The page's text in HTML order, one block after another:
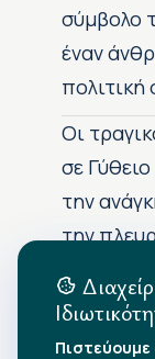
σύμβολο
έναν
πολιτική
Οι
σε
την
την
Αρχείο
Πιστεύουμε